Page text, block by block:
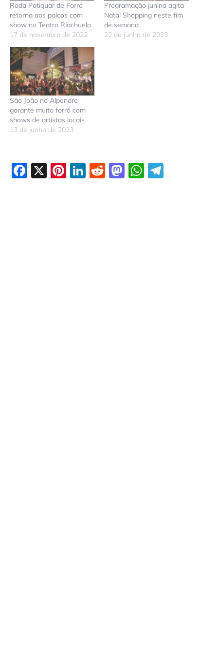
Roda Potiguar de Forró
retorna aos palcos com
show no Teatro Riachuelo
17 de novembro de 2022
Programação junina agita
Natal Shopping neste fim
de semana
22 de junho de 2023
São João no Alpendre
garante muito forró com
shows de artistas locais
13 de junho de 2023
Facebook
X Pinterest
LinkedIn
Reddit
Mastodon